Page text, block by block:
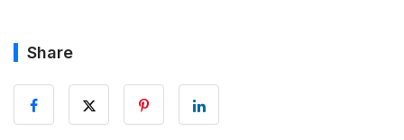
Share